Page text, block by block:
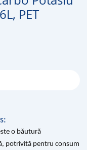
PET
o băutură
potrivită pentru consum